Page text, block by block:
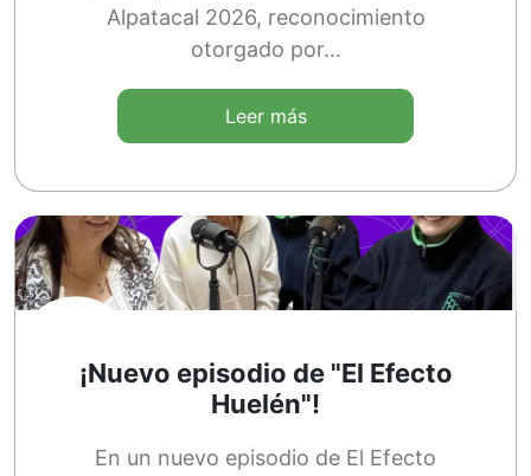
Alpatacal 2026, reconocimiento
otorgado por…
Leer más
¡Nuevo episodio de "El Efecto
Huelén"!
En un nuevo episodio de El Efecto